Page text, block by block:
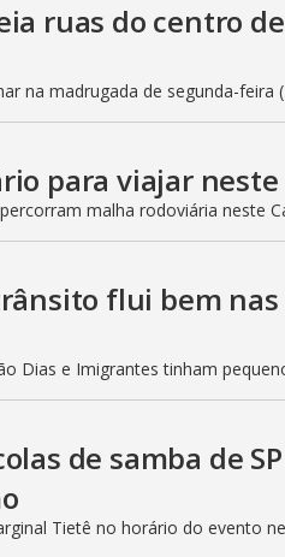
ruas do centro
na madrugada de segunda-feira
para viajar neste
malha rodoviária neste
flui bem nas
Dias e Imigrantes tinham
de samba de
Tietê no horário do evento